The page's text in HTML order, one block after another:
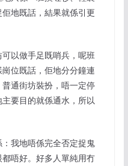
地既話，結果就係引更
以做手足既哨兵，呢班
位既話，佢地分分鐘連
通街坊裝扮，唔一定停
要目的就係通水，所以
我地唔係完全否定捉鬼
唔好。好多人單純用冇